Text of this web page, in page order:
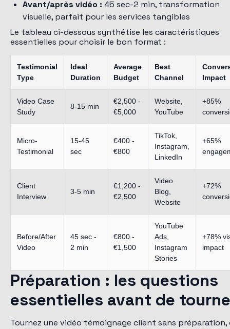
Avant/après vidéo : 45 sec-2 min, transformation
visuelle, parfait pour les services tangibles
Le tableau ci-dessous synthétise les caractéristiques
essentielles pour choisir le bon format :
Testimonial
Type
Ideal
Duration
Average
Budget
Best
Channel
Impact
Video Case
Study
8-15 min
€2,500 -
€5,000
Website,
YouTube
+85%
Micro-
Testimonial
15-45
sec
€400 -
€800
TikTok,
Instagram,
LinkedIn
+65%
Client
Interview
3-5 min
€1,200 -
€2,500
Video
Blog,
Website
+72%
Before/After
Video
45 sec -
2 min
€800 -
€1,500
YouTube
Ads,
Instagram
Stories
+78%
impact
Préparation : les questions
essentielles avant de
Tournez une vidéo témoignage client sans préparation,